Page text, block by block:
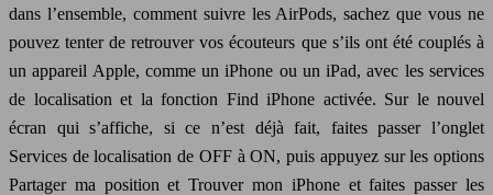
dans l’ensemble, comment suivre les AirPods, sachez que vous ne
pouvez tenter de retrouver vos écouteurs que s’ils ont été couplés à
un appareil Apple, comme un iPhone ou un iPad, avec les services
de localisation et la fonction Find iPhone activée. Sur le nouvel
écran qui s’affiche, si ce n’est déjà fait, faites passer l’onglet
Services de localisation de OFF à ON, puis appuyez sur les options
Partager ma position et Trouver mon iPhone et faites passer les